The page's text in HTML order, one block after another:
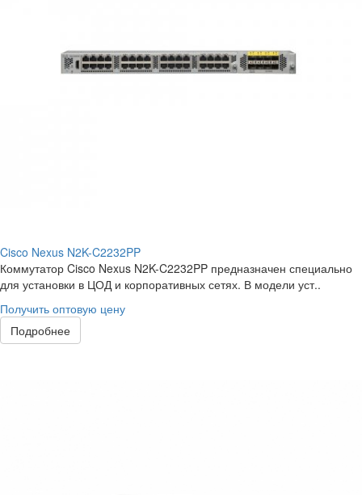
Cisco Nexus N2K-C2232PP
Коммутатор Cisco Nexus N2K-C2232PP предназначен специально
для установки в ЦОД и корпоративных сетях. В модели уст..
Получить оптовую цену
Подробнее